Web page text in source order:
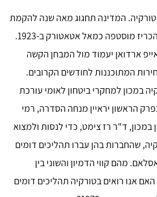
טורקיה. המדינה תחגוג מאה שנה להקמת
הרפובליקה הטורקית שעליה הכריז מוסטפה כמאל אטאטורק ב-1923.
ארדואן יעמוד מול המבחן הקשה
המתוכננות לחודשים הקרובים.
במכון למחקרי ביטחון לאומי עורכת
הראשון יראיין מנחה הסדרה, רמי
במכון, ד"ר רז צימט, כדי לנסות ולמצוא
שהחברות בהן עברו תהליכים דומים
מהם קווי הדמיון והשוני בין
אנו רואים בטורקיה תהליכים דומים